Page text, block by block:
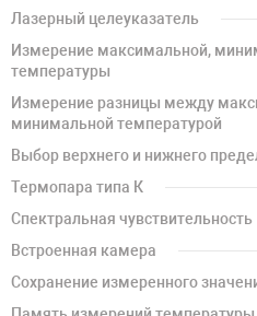
Лазерный целеуказатель
Измерение максимальной,
температуры
Измерение разницы между
минимальной температурой
Выбор верхнего и нижнего
Термопара типа К
Спектральная чувствительность
Встроенная камера
Сохранение измеренного